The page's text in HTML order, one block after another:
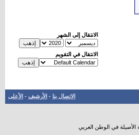
الانتقال إلى الشهر
الانتقال في التقويم
الاتصال بنا - الأرشيف - الأعلى
الأصيلة في الوطن العربي